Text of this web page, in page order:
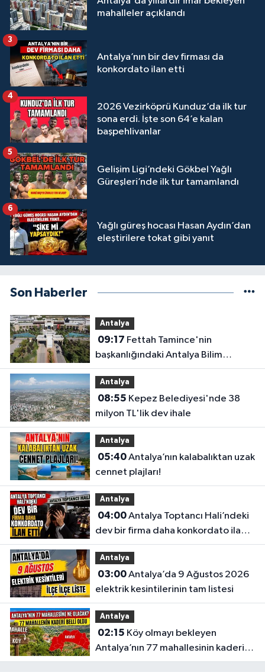
mahalleler açıklandı
Antalya’nın bir dev firması da
konkordato ilan etti
3
2026 Vezirköprü Kunduz’da ilk tur
sona erdi. İşte son 64’e kalan
başpehlivanlar
4
Gelişim Ligi’ndeki Gökbel Yağlı
Güreşleri’nde ilk tur tamamlandı
5
Yağlı güreş hocası Hasan Aydın’dan
eleştirilere tokat gibi yanıt
6
Son Haberler
Antalya
09:17
başkanlığındaki Antalya Bilim
Üniversitesi'nde düzen değişti
Antalya
08:55
milyon TL'lik dev ihale
Antalya
05:40Antalya’nın kalabalıktan uzak
cennet plajları!
Antalya
04:00Antalya Toptancı Hali’ndeki
dev bir firma daha konkordato ilan
etti
Antalya
03:00Antalya’da 9 Ağustos 2026
elektrik kesintilerinin tam listesi
Antalya
02:15
Antalya’nın 77 mahallesinin kaderi
belli oldu